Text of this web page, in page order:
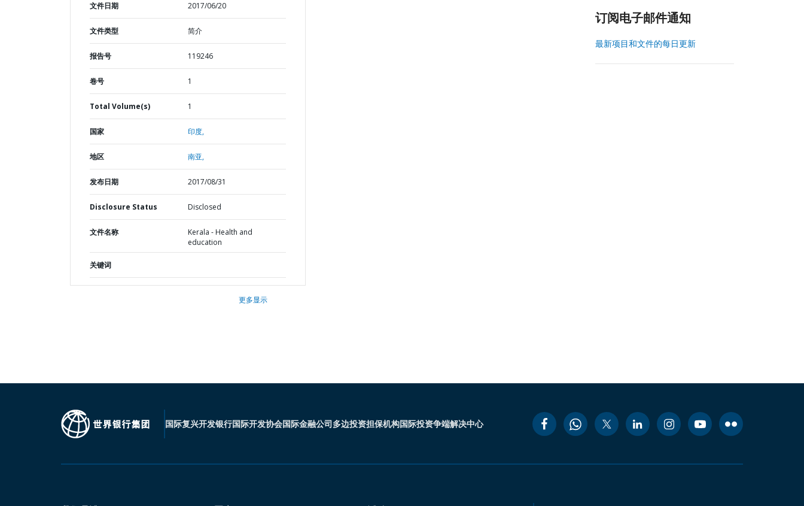
文件日期 2017/06/20
文件类型 简介
报告号 119246
卷号 1
Total Volume(s) 1
国家 印度,
地区 南亚,
发布日期 2017/08/31
Disclosure Status Disclosed
文件名称
Kerala - Health and
education
关键词
更多显示
订阅电子邮件通知
最新项目和文件的每日更新
国际复兴开发银行国际开发协会国际金融公司多边投资担保机构国际投资争端解决中心